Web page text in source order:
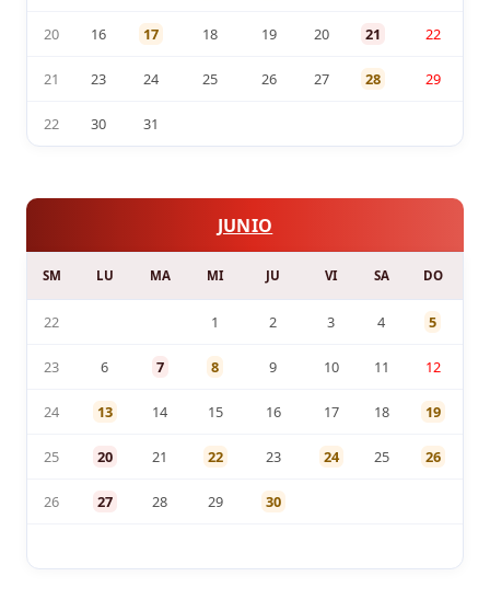
20 16 17 18 19 20 21 22
21 23 24 25 26 27 28 29
22 30 31
JUNIO
SM LU MA MI JU VI SA DO
22 1 2 3 4 5
23 6 7 8 9 10 11 12
24 13 14 15 16 17 18 19
25 20 21 22 23 24 25 26
26 27 28 29 30